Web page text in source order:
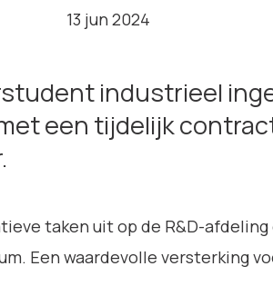
13 jun 2024
industrieel
een tijdelijk
taken uit op de R&D-
Een waardevolle versterking